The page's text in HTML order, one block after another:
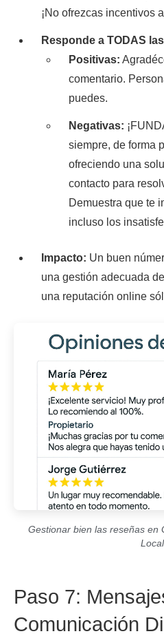
¡No ofrezcas incentivos
Responde a TODAS
Positivas:
comentario.
puedes.
Negativas:
siempre, de forma
ofreciendo una
contacto para
Demuestra que te
incluso los
Impacto: Un buen
una gestión adecuada
una reputación online
Gestionar bien las reseñas en
Local.
Paso 7:
Comunicación